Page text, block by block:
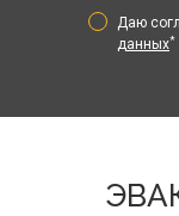
Даю
данных*